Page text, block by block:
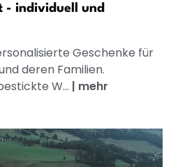
- individuell und
Geschenke für
deren Familien.
W... | mehr